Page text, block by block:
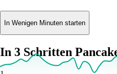
In Wenigen Minuten starten
In 3 Schritten